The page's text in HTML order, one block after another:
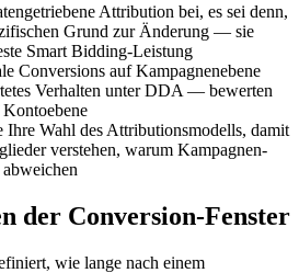
Attribution bei, es sei denn,
Grund zur Änderung — sie
Smart Bidding-Leistung
Conversions auf Kampagnenebene
Verhalten unter DDA — bewerten
Ihre Wahl des Attributionsmodells, damit
verstehen, warum Kampagnen-
der Conversion-Fenster
wie lange nach einem